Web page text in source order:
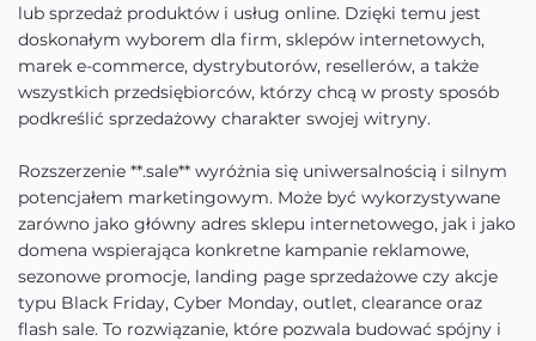
lub sprzedaż produktów i usług online. Dzięki temu jest
doskonałym wyborem dla firm, sklepów internetowych,
marek e-commerce, dystrybutorów, resellerów, a także
wszystkich przedsiębiorców, którzy chcą w prosty sposób
podkreślić sprzedażowy charakter swojej witryny.
Rozszerzenie **.sale** wyróżnia się uniwersalnością i silnym
potencjałem marketingowym. Może być wykorzystywane
zarówno jako główny adres sklepu internetowego, jak i jako
domena wspierająca konkretne kampanie reklamowe,
sezonowe promocje, landing page sprzedażowe czy akcje
typu Black Friday, Cyber Monday, outlet, clearance oraz
flash sale. To rozwiązanie, które pozwala budować spójny i